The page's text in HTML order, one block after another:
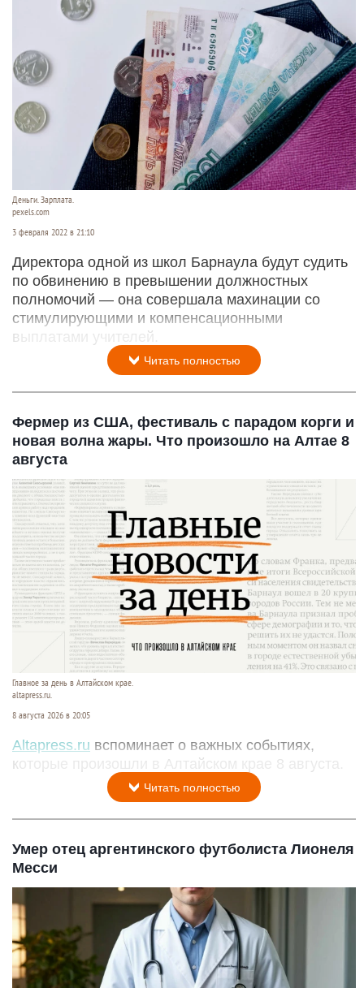
Деньги. Зарплата.
pexels.com
3 февраля 2022 в 21:10
Директора одной из школ Барнаула будут судить
по обвинению в превышении должностных
полномочий — она совершала махинации со
стимулирующими и компенсационными
выплатами учителей.
Читать полностью
Фермер из США, фестиваль с парадом корги и
новая волна жары. Что произошло на Алтае 8
августа
Главное за день в Алтайском крае.
altapress.ru.
8 августа 2026 в 20:05
Altapress.ru вспоминает о важных событиях,
которые произошли в Алтайском крае 8 августа.
Читать полностью
Умер отец аргентинского футболиста Лионеля
Месси